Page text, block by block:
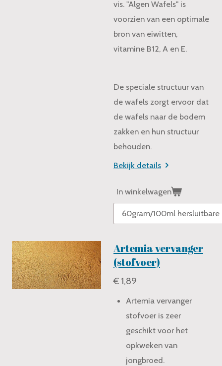
vis. "Algen Wafels" is
voorzien van een optimale
bron van eiwitten,
vitamine B12, A en E.
De speciale structuur van
de wafels zorgt ervoor dat
de wafels naar de bodem
zakken en hun structuur
behouden.
Bekijk details
In winkelwagen
Artemia vervanger
(stofvoer)
€ 1,89
Artemia vervanger
stofvoer is zeer
geschikt voor het
opkweken van
jongbroed.